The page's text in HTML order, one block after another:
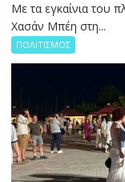
Με τα εγκαίνια του
Χασάν Μπέη στη...
ΠΟΛΙΤΙΣΜΟΣ